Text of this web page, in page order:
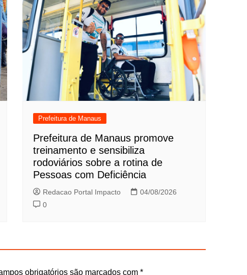
Prefeitura de Manaus
Prefeitura de Manaus promove
treinamento e sensibiliza
rodoviários sobre a rotina de
Pessoas com Deficiência
Redacao Portal Impacto
04/08/2026
0
obrigatórios são marcados com *